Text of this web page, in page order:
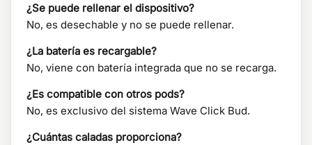
¿Se puede rellenar el dispositivo?
No, es desechable y no se puede rellenar.
¿La batería es recargable?
No, viene con batería integrada que no se recarga.
¿Es compatible con otros pods?
No, es exclusivo del sistema Wave Click Bud.
¿Cuántas caladas proporciona?